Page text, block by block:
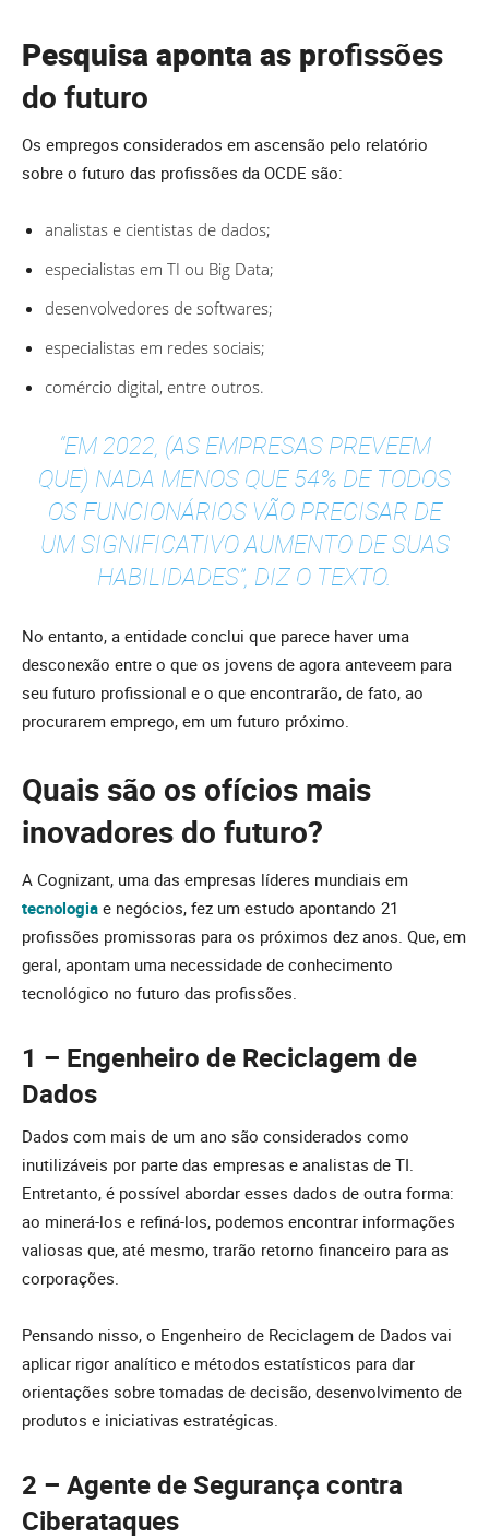
Pesquisa aponta as profissões
do futuro
Os empregos considerados em ascensão pelo relatório
sobre o futuro das profissões da OCDE são:
analistas e cientistas de dados;
especialistas em TI ou Big Data;
desenvolvedores de softwares;
especialistas em redes sociais;
comércio digital, entre outros.
“EM 2022, (AS EMPRESAS PREVEEM
QUE) NADA MENOS QUE 54% DE TODOS
OS FUNCIONÁRIOS VÃO PRECISAR DE
UM SIGNIFICATIVO AUMENTO DE SUAS
HABILIDADES”, DIZ O TEXTO.
No entanto, a entidade conclui que parece haver uma
desconexão entre o que os jovens de agora anteveem para
seu futuro profissional e o que encontrarão, de fato, ao
procurarem emprego, em um futuro próximo.
Quais são os ofícios mais
inovadores do futuro?
A Cognizant, uma das empresas líderes mundiais em
tecnologia e negócios, fez um estudo apontando 21
profissões promissoras para os próximos dez anos. Que, em
geral, apontam uma necessidade de conhecimento
tecnológico no futuro das profissões.
1 – Engenheiro de Reciclagem de
Dados
Dados com mais de um ano são considerados como
inutilizáveis por parte das empresas e analistas de TI.
Entretanto, é possível abordar esses dados de outra forma:
ao minerá-los e refiná-los, podemos encontrar informações
valiosas que, até mesmo, trarão retorno financeiro para as
corporações.
Pensando nisso, o Engenheiro de Reciclagem de Dados vai
aplicar rigor analítico e métodos estatísticos para dar
orientações sobre tomadas de decisão, desenvolvimento de
produtos e iniciativas estratégicas.
2 – Agente de Segurança contra
Ciberataques